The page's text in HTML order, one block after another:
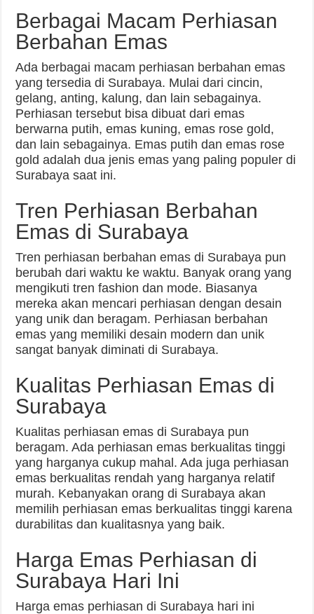
Berbagai Macam Perhiasan
Berbahan Emas
Ada berbagai macam perhiasan berbahan emas
yang tersedia di Surabaya. Mulai dari cincin,
gelang, anting, kalung, dan lain sebagainya.
Perhiasan tersebut bisa dibuat dari emas
berwarna putih, emas kuning, emas rose gold,
dan lain sebagainya. Emas putih dan emas rose
gold adalah dua jenis emas yang paling populer di
Surabaya saat ini.
Tren Perhiasan Berbahan
Emas di Surabaya
Tren perhiasan berbahan emas di Surabaya pun
berubah dari waktu ke waktu. Banyak orang yang
mengikuti tren fashion dan mode. Biasanya
mereka akan mencari perhiasan dengan desain
yang unik dan beragam. Perhiasan berbahan
emas yang memiliki desain modern dan unik
sangat banyak diminati di Surabaya.
Kualitas Perhiasan Emas di
Surabaya
Kualitas perhiasan emas di Surabaya pun
beragam. Ada perhiasan emas berkualitas tinggi
yang harganya cukup mahal. Ada juga perhiasan
emas berkualitas rendah yang harganya relatif
murah. Kebanyakan orang di Surabaya akan
memilih perhiasan emas berkualitas tinggi karena
durabilitas dan kualitasnya yang baik.
Harga Emas Perhiasan di
Surabaya Hari Ini
Harga emas perhiasan di Surabaya hari ini